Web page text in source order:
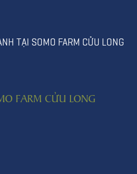
TẠI SOMO FARM CỬU LONG
FARM CỬU LONG